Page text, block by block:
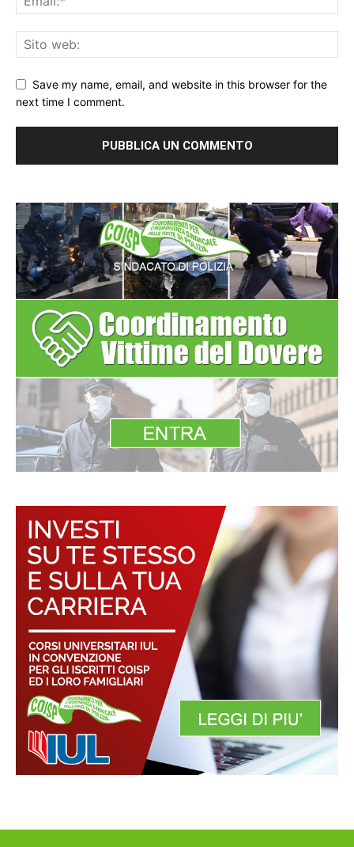
Save my name, email, and website in this browser for the
next time I comment.